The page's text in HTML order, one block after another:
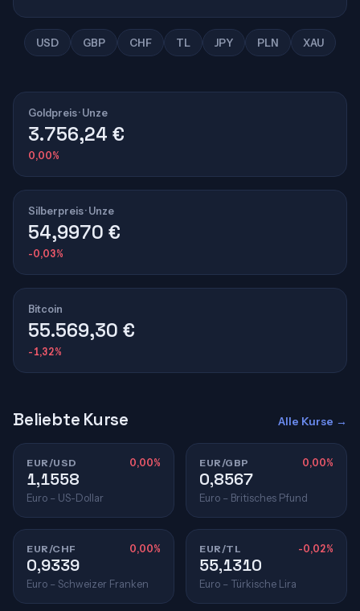
USD GBP CHF TL JPY PLN XAU
Goldpreis · Unze
3.756,24 €
0,00%
Silberpreis · Unze
54,9970 €
-0,03%
Bitcoin
55.569,30 €
-1,32%
Beliebte Kurse Alle Kurse →
EUR/USD 0,00%
1,1558
Euro – US-Dollar
EUR/GBP 0,00%
0,8567
Euro – Britisches Pfund
EUR/CHF 0,00%
0,9339
Euro – Schweizer Franken
EUR/TL -0,02%
55,1310
Euro – Türkische Lira